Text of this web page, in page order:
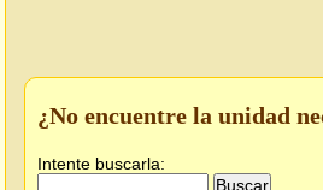
¿No encuentre la unidad
Intente buscarla: